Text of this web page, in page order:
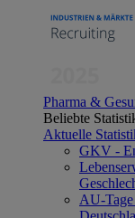
Pharma &
Beliebte
Aktuelle
GKV -
AU-